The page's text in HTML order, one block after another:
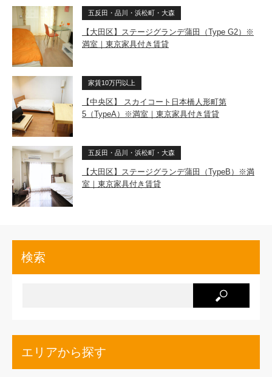
五反田・品川・浜松町・大森
【大田区】ステージグランデ蒲田（Type G2）※
満室｜東京家具付き賃貸
家賃10万円以上
【中央区】 スカイコート日本橋人形町第
5（TypeA）※満室｜東京家具付き賃貸
五反田・品川・浜松町・大森
【大田区】ステージグランデ蒲田（TypeB）※満
室｜東京家具付き賃貸
検索
エリアから探す